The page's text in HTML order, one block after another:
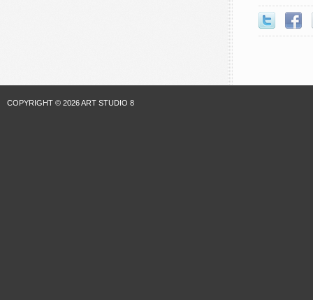
COPYRIGHT © 2026 ART STUDIO 8